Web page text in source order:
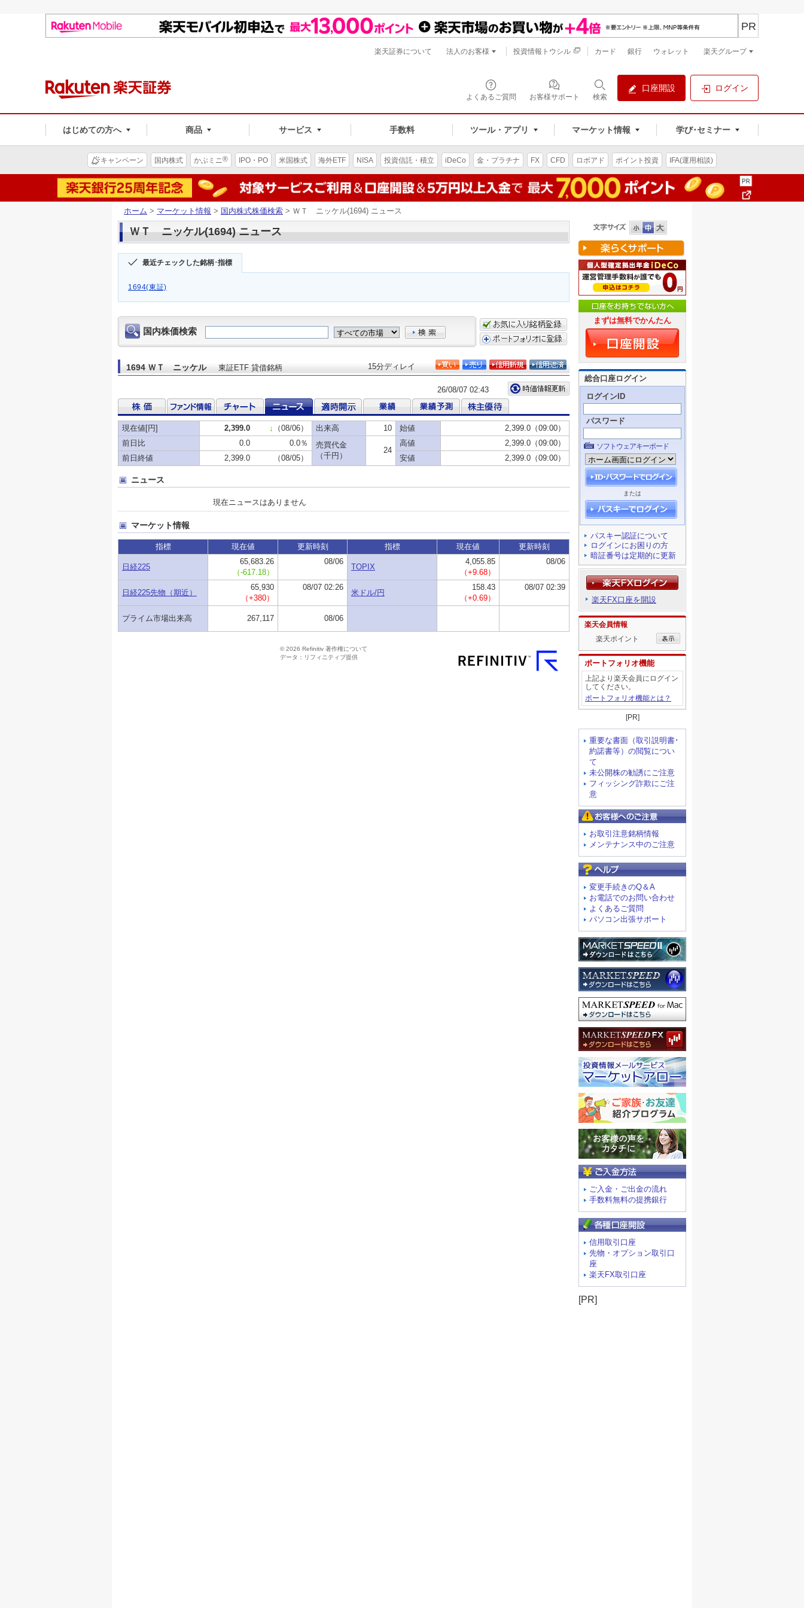
よくあるご質問 お客様サポート 検索
口座開設 ログイン
はじめての方へ 商品 サービス 手数料 ツール・アプリ マーケット情報 学び･セミナー
PR
楽天証券について 法人のお客様 投資情報トウシル カード 銀行 ウォレット 楽天グループ
キャンペーン 国内株式 かぶミニ® IPO・PO 米国株式 海外ETF NISA 投資信託・積立 iDeCo 金・プラチナ FX CFD ロボアド ポイント投資 IFA(運用相談)
ホーム > マーケット情報 > 国内株式株価検索 > ＷＴ ニッケル(1694) ニュース
ＷＴ ニッケル(1694) ニュース
最近チェックした銘柄･指標
1694(東証)
まずは無料でかんたん
総合口座ログイン
ログインID
パスワード
ソフトウェアキーボード
または
パスキー認証について
ログインにお困りの方
暗証番号は定期的に更新
楽天FX口座を開設
楽天会員情報
楽天ポイント
ポートフォリオ機能
上記より楽天会員にログイン
してください。
ポートフォリオ機能とは？
[PR]
重要な書面（取引説明書･
約諾書等）の閲覧につい
て
未公開株の勧誘にご注意
フィッシング詐欺にご注
意
お取引注意銘柄情報
メンテナンス中のご注意
変更手続きのQ＆A
お電話でのお問い合わせ
よくあるご質問
パソコン出張サポート
ご入金・ご出金の流れ
手数料無料の提携銀行
信用取引口座
先物・オプション取引口
座
楽天FX取引口座
[PR]